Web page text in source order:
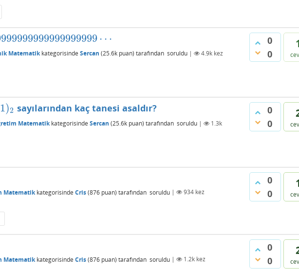
0
0
⋯
⋯
Matematikkategorisinde Sercan (25.6k puan) tarafından soruldu | 4.9k kez
0
0
)2 sayılarından kaç tanesi asaldır?
Matematikkategorisinde Sercan (25.6k puan) tarafından soruldu |
1.3k
0
0
Matematik kategorisinde Cris(876 puan) tarafından soruldu | 934 kez
0
0
Matematik kategorisinde Cris(876 puan) tarafından soruldu | 1.2k kez